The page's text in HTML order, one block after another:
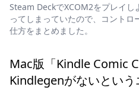
Steam DeckでXCOM2をプレイし
ってしまっていたので、コント
仕方をまとめました。
Mac版「Kindle Comic
Kindlegenがないとい